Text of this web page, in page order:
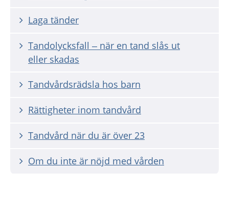
Laga tänder
Tandolycksfall – när en tand slås ut
eller skadas
Tandvårdsrädsla hos barn
Rättigheter inom tandvård
Tandvård när du är över 23
Om du inte är nöjd med vården